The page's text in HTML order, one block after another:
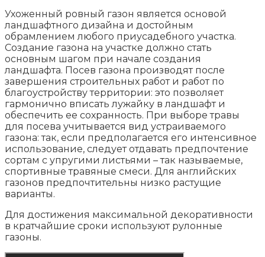
Ухоженный ровный газон является основой
ландшафтного дизайна и достойным
обрамлением любого приусадебного участка.
Создание газона на участке должно стать
основным шагом при начале создания
ландшафта. Посев газона производят после
завершения строительных работ и работ по
благоустройству территории: это позволяет
гармонично вписать лужайку в ландшафт и
обеспечить ее сохранность. При выборе травы
для посева учитывается вид устраиваемого
газона: так, если предполагается его интенсивное
использование, следует отдавать предпочтение
сортам с упругими листьями – так называемые,
спортивные травяные смеси. Для английских
газонов предпочтительны низко растущие
варианты.
Для достижения максимальной декоративности
в кратчайшие сроки используют рулонные
газоны.